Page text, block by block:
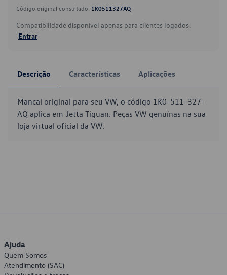
Código original consultado: 1K0511327AQ
Compatibilidade disponível apenas para clientes logados.
Entrar
Descrição Características Aplicações
Mancal original para seu VW, o código 1K0-511-327-
AQ aplica em Jetta Tiguan. Peças VW genuínas na sua
loja virtual oficial da VW.
Ajuda
Quem Somos
Atendimento (SAC)